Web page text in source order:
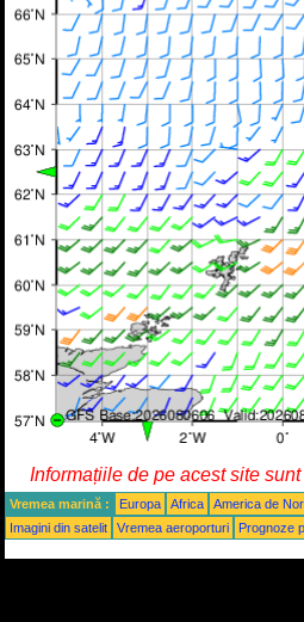
Informațiile de pe acest site
Vremea marină : Europa Africa America de
Imagini din satelit
Vremea aeroporturi Prognoze